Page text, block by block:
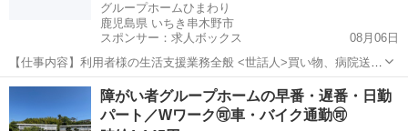
グループホームひまわり
鹿児島県 いちき串木野市
スポンサー：求人ボックス
08月06日
【仕事内容】利用者様の生活支援業務全般 <世話人>買い物、病院送迎
あり(運転に不安な方などは遠慮無くお申出ください) <生活支援員>送
迎業務あり(運転に不安な方などは遠慮無くお申出ください) <共通> 業
務の変更範囲:事業所の定め...
アルバイト・パート
障がい者グループホームの早番・遅番・日勤
パート／Wワーク🉑車・バイク通勤🉑